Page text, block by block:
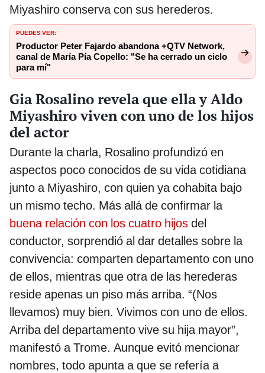
Miyashiro conserva con sus herederos.
PUEDES VER:
Productor Peter Fajardo abandona +QTV Network,
canal de María Pía Copello: "Se ha cerrado un ciclo
para mí"
Gia Rosalino revela que ella y Aldo
Miyashiro viven con uno de los hijos
del actor
Durante la charla, Rosalino profundizó en
aspectos poco conocidos de su vida cotidiana
junto a Miyashiro, con quien ya cohabita bajo
un mismo techo. Más allá de confirmar la
buena relación con los cuatro hijos del
conductor, sorprendió al dar detalles sobre la
convivencia: comparten departamento con uno
de ellos, mientras que otra de las herederas
reside apenas un piso más arriba. “(Nos
llevamos) muy bien. Vivimos con uno de ellos.
Arriba del departamento vive su hija mayor”,
manifestó a Trome. Aunque evitó mencionar
nombres, todo apunta a que se refería a